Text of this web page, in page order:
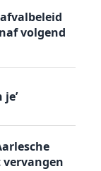
volgend
vervangen